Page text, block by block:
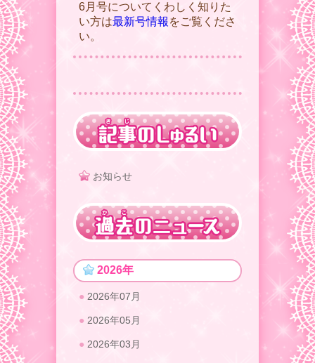
6月号についてくわしく知りた
い方は最新号情報 をご覧くださ
い。
お知らせ
2026年
2026年07月
2026年05月
2026年03月